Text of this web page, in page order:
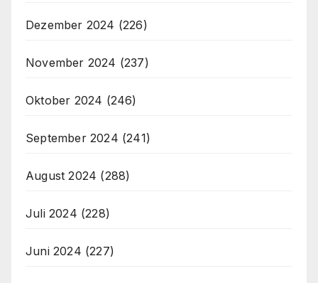
Dezember 2024 (226)
November 2024 (237)
Oktober 2024 (246)
September 2024 (241)
August 2024 (288)
Juli 2024 (228)
Juni 2024 (227)